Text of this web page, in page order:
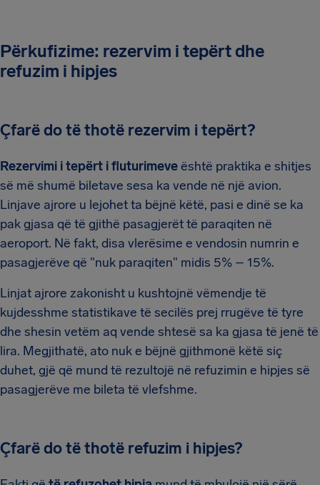
Përkufizime: rezervim i tepërt dhe
refuzim i hipjes
Çfarë do të thotë rezervim i tepërt?
Rezervimi i tepërt i fluturimeveështë praktika e shitjes
së më shumë biletave sesa ka vende në një avion.
Linjave ajrore u lejohet ta bëjnë këtë, pasi e dinë se ka
pak gjasa që të gjithë pasagjerët të paraqiten në
aeroport. Në fakt, disa vlerësime e vendosin numrin e
pasagjerëve që "nuk paraqiten" midis 5% – 15%.
Linjat ajrore zakonisht u kushtojnë vëmendje të
kujdesshme statistikave të secilës prej rrugëve të tyre
dhe shesin vetëm aq vende shtesë sa ka gjasa të jenë të
lira. Megjithatë, ato nuk e bëjnë gjithmonë këtë siç
duhet, gjë që mund të rezultojë në refuzimin e hipjes së
pasagjerëve me bileta të vlefshme.
Çfarë do të thotë refuzim i hipjes?